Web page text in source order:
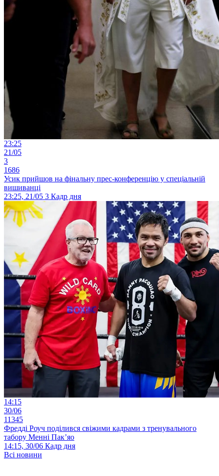
23:25
21/05
3
1686
Усик прийшов на фінальну прес-конференцію у спеціальній
вишиванці
23:25, 21/05 3 Кадр дня
14:15
30/06
11345
Фредді Роуч поділився свіжими кадрами з тренувального
табору Менні Пак’яо
14:15, 30/06 Кадр дня
Всі новини